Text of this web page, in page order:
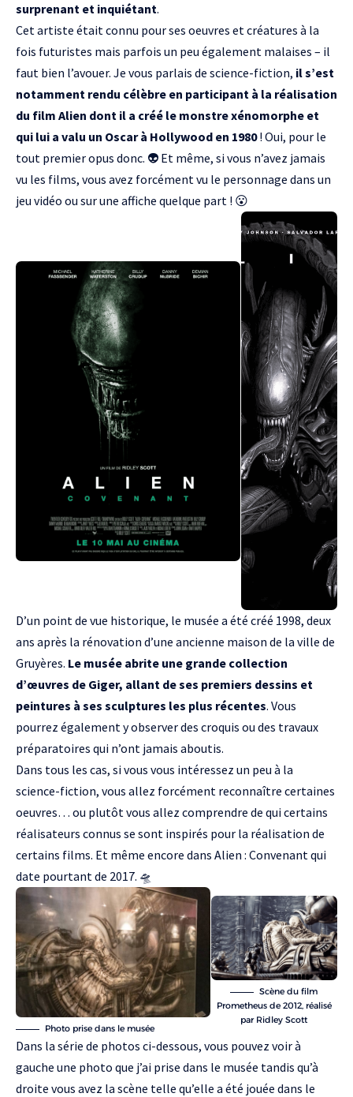
surprenant et inquiétant.
Cet artiste était connu pour ses oeuvres et créatures à la
fois futuristes mais parfois un peu également malaises – il
faut bien l’avouer. Je vous parlais de science-fiction, il s’est
notamment rendu célèbre en participant à la réalisation
du film Alien dont il a créé le monstre xénomorphe et
qui lui a valu un Oscar à Hollywood en 1980! Oui, pour le
tout premier opus donc. 👽 Et même, si vous n’avez jamais
vu les films, vous avez forcément vu le personnage dans un
jeu vidéo ou sur une affiche quelque part ! 😮
D’un point de vue historique, le musée a été créé 1998, deux
ans après la rénovation d’une ancienne maison de la ville de
Gruyères. Le musée abrite une grande collection
d’œuvres de Giger, allant de ses premiers dessins et
peintures à ses sculptures les plus récentes. Vous
pourrez également y observer des croquis ou des travaux
préparatoires qui n’ont jamais aboutis.
Dans tous les cas, si vous vous intéressez un peu à la
science-fiction, vous allez forcément reconnaître certaines
oeuvres… ou plutôt vous allez comprendre de qui certains
réalisateurs connus se sont inspirés pour la réalisation de
certains films. Et même encore dans Alien : Convenant qui
date pourtant de 2017. 🛸
Photo prise dans le musée
Scène du film
Prometheus de 2012, réalisé
par Ridley Scott
Dans la série de photos ci-dessous, vous pouvez voir à
gauche une photo que j’ai prise dans le musée tandis qu’à
droite vous avez la scène telle qu’elle a été jouée dans le